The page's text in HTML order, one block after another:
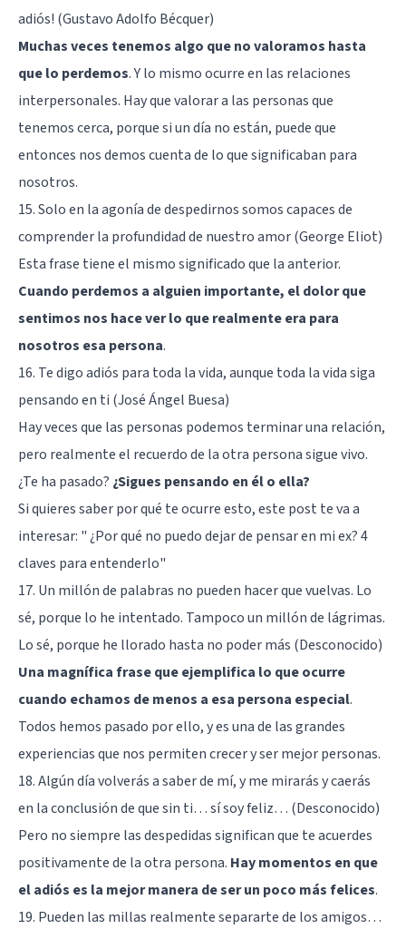
adiós! (Gustavo Adolfo Bécquer)
Muchas veces tenemos algo que no valoramos hasta
que lo perdemos. Y lo mismo ocurre en las relaciones
interpersonales. Hay que valorar a las personas que
tenemos cerca, porque si un día no están, puede que
entonces nos demos cuenta de lo que significaban para
nosotros.
15. Solo en la agonía de despedirnos somos capaces de
comprender la profundidad de nuestro amor (George Eliot)
Esta frase tiene el mismo significado que la anterior.
Cuando perdemos a alguien importante, el dolor que
sentimos nos hace ver lo que realmente era para
nosotros esa persona.
16. Te digo adiós para toda la vida, aunque toda la vida siga
pensando en ti (José Ángel Buesa)
Hay veces que las personas podemos terminar una relación,
pero realmente el recuerdo de la otra persona sigue vivo.
¿Te ha pasado? ¿Sigues pensando en él o ella?
Si quieres saber por qué te ocurre esto, este post te va a
interesar: "¿Por qué no puedo dejar de pensar en mi ex? 4
claves para entenderlo"
17. Un millón de palabras no pueden hacer que vuelvas. Lo
sé, porque lo he intentado. Tampoco un millón de lágrimas.
Lo sé, porque he llorado hasta no poder más (Desconocido)
Una magnífica frase que ejemplifica lo que ocurre
cuando echamos de menos a esa persona especial.
Todos hemos pasado por ello, y es una de las grandes
experiencias que nos permiten crecer y ser mejor personas.
18. Algún día volverás a saber de mí, y me mirarás y caerás
en la conclusión de que sin ti… sí soy feliz… (Desconocido)
Pero no siempre las despedidas significan que te acuerdes
positivamente de la otra persona. Hay momentos en que
el adiós es la mejor manera de ser un poco más felices.
19. Pueden las millas realmente separarte de los amigos…